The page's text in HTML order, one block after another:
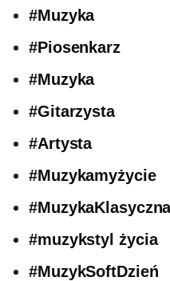
#Muzyka
#Piosenkarz
#Muzyka
#Gitarzysta
#Artysta
#Muzykamyżycie
#muzykstyl życia
#MuzykSoftDzień